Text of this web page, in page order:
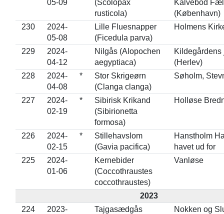
05-09
(Scolopax
rusticola)
Kalvebod
(København)
230
2024-
05-08
Lille Fluesnapper
(Ficedula parva)
Holmens
229
2024-
04-12
Nilgås (Alopochen
aegyptiaca)
Kildegårdens
(Herlev)
228
2024-
04-08
*
Stor Skrigeørn
(Clanga clanga)
Søholm,
227
2024-
02-19
*
Sibirisk Krikand
(Sibirionetta
formosa)
Holløse
226
2024-
02-15
*
Stillehavslom
(Gavia pacifica)
Hanstholm
havet ud for
225
2024-
01-06
Kernebider
(Coccothraustes
coccothraustes)
Vanløse
2023
224
2023-
Tajgasædgås
Nokken og